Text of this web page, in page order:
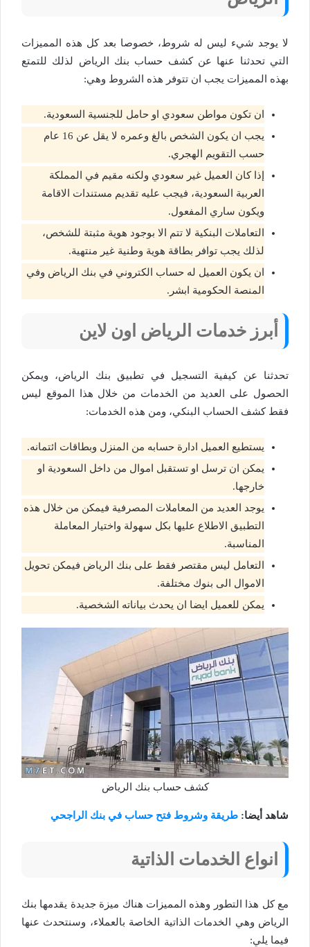
لا يوجد شيء ليس له شروط، خصوصا بعد كل هذه المميزات
التي تحدثنا عنها عن كشف حساب بنك الرياض لذلك للتمتع
بهذه المميزات يجب ان تتوفر هذه الشروط وهي:
ان تكون مواطن سعودي او حامل للجنسية السعودية.
يجب ان يكون الشخص بالغ وعمره لا يقل عن 16 عام
حسب التقويم الهجري.
إذا كان العميل غير سعودي ولكنه مقيم في المملكة
العربية السعودية، فيجب عليه تقديم مستندات الاقامة
ويكون ساري المفعول.
التعاملات البنكية لا تتم الا بوجود هوية مثبتة للشخص،
لذلك يجب توافر بطاقة هوية وطنية غير منتهية.
ان يكون العميل له حساب الكتروني في بنك الرياض وفي
المنصة الحكومية ابشر.
أبرز خدمات الرياض اون لاين
تحدثنا عن كيفية التسجيل في تطبيق بنك الرياض، ويمكن
الحصول على العديد من الخدمات من خلال هذا الموقع ليس
فقط كشف الحساب البنكي، ومن هذه الخدمات:
يستطيع العميل ادارة حسابه من المنزل وبطاقات ائتمانه.
يمكن ان ترسل او تستقبل اموال من داخل السعودية او
خارجها.
يوجد العديد من المعاملات المصرفية فيمكن من خلال هذه
التطبيق الاطلاع عليها بكل سهولة واختيار المعاملة
المناسبة.
التعامل ليس مقتصر فقط على بنك الرياض فيمكن تحويل
الاموال الى بنوك مختلفة.
يمكن للعميل ايضا ان يحدث بياناته الشخصية.
كشف حساب بنك الرياض
شاهد أيضا: طريقة وشروط فتح حساب في بنك الراجحي
انواع الخدمات الذاتية
مع كل هذا التطور وهذه المميزات هناك ميزة جديدة يقدمها بنك
الرياض وهي الخدمات الذاتية الخاصة بالعملاء، وسنتحدث عنها
فيما يلي: